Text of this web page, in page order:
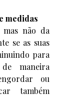
medidas
não da
se as suas
para
maneira
ou
também